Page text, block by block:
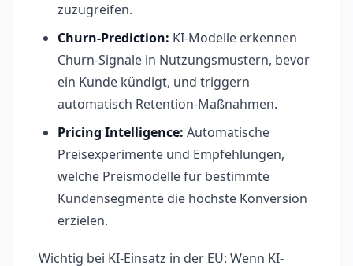
zuzugreifen.
Churn-Prediction: KI-Modelle erkennen
Churn-Signale in Nutzungsmustern, bevor
ein Kunde kündigt, und triggern
automatisch Retention-Maßnahmen.
Pricing Intelligence: Automatische
Preisexperimente und Empfehlungen,
welche Preismodelle für bestimmte
Kundensegmente die höchste Konversion
erzielen.
Wichtig bei KI-Einsatz in der EU: Wenn KI-